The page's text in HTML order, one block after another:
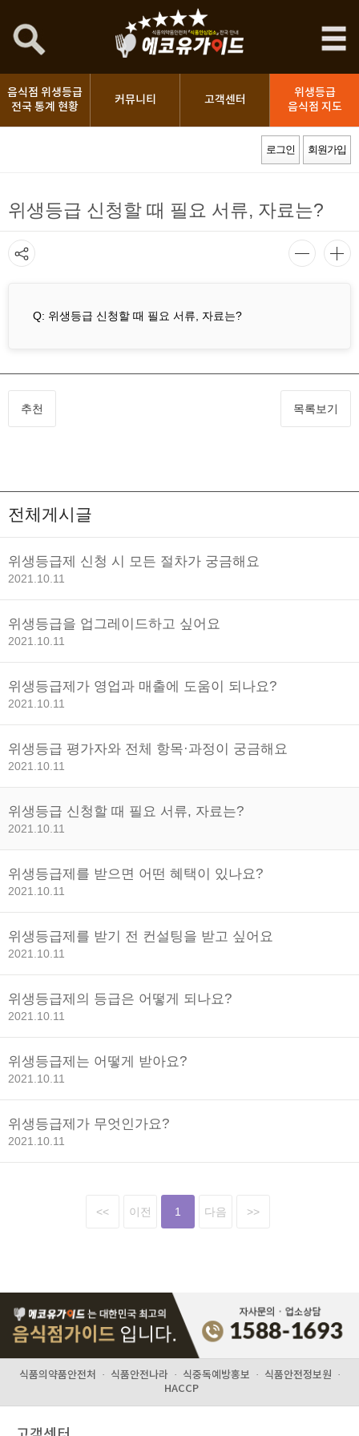
음식점 위생등급
전국 통계 현황
커뮤니티 고객센터
위생등급
음식점 지도
로그인 회원가입
위생등급 신청할 때 필요 서류, 자료는?
Q: 위생등급 신청할 때 필요 서류, 자료는?
추천 목록보기
전체게시글
위생등급제 신청 시 모든 절차가 궁금해요
2021.10.11
위생등급을 업그레이드하고 싶어요
2021.10.11
위생등급제가 영업과 매출에 도움이 되나요?
2021.10.11
위생등급 평가자와 전체 항목·과정이 궁금해요
2021.10.11
위생등급 신청할 때 필요 서류, 자료는?
2021.10.11
위생등급제를 받으면 어떤 혜택이 있나요?
2021.10.11
위생등급제를 받기 전 컨설팅을 받고 싶어요
2021.10.11
위생등급제의 등급은 어떻게 되나요?
2021.10.11
위생등급제는 어떻게 받아요?
2021.10.11
위생등급제가 무엇인가요?
2021.10.11
<< 이전 1 다음 >>
식품의약품안전처 · 식품안전나라 · 식중독예방홍보 · 식품안전정보원 ·
HACCP